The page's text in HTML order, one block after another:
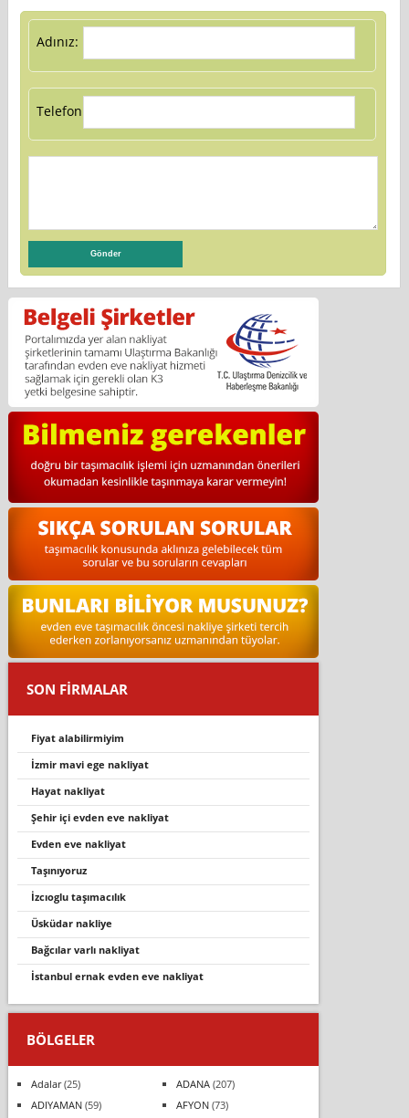
Adınız:
Telefon:
SON FİRMALAR
fiyat alabilirmiyim
i̇zmir mavi ege nakliyat
hayat nakliyat
şehir içi evden eve nakliyat
evden eve nakliyat
taşınıyoruz
i̇zcıoglu taşımacılık
üsküdar nakli̇ye
bağcılar varlı nakliyat
i̇stanbul ernak evden eve nakli̇yat
BÖLGELER
Adalar(25) ADANA(207)
ADIYAMAN(59) AFYON(73)